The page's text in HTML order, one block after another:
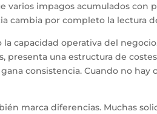
varios impagos acumulados con
cambia por completo la lectura
la capacidad operativa del
presenta una estructura de
consistencia. Cuando no hay
marca diferencias. Muchas